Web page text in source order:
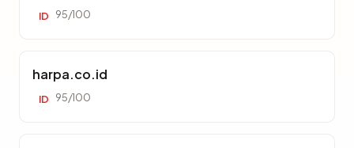
ID 95/100
harpa.co.id
ID 95/100